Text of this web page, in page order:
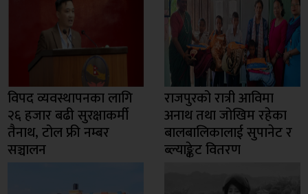
विपद व्यवस्थापनका लागि
२६ हजार बढी सुरक्षाकर्मी
तैनाथ, टोल फ्री नम्बर
सञ्चालन
राजपुरको रात्री आविमा
अनाथ तथा जोखिम रहेका
बालबालिकालाई सुपानेट र
ब्ल्याङ्केट वितरण